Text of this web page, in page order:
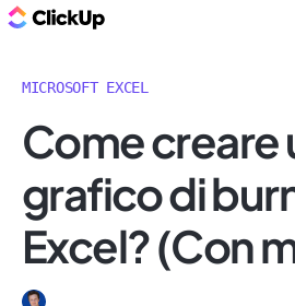
MICROSOFT EXCEL
Come creare
grafico di
Excel? (Con